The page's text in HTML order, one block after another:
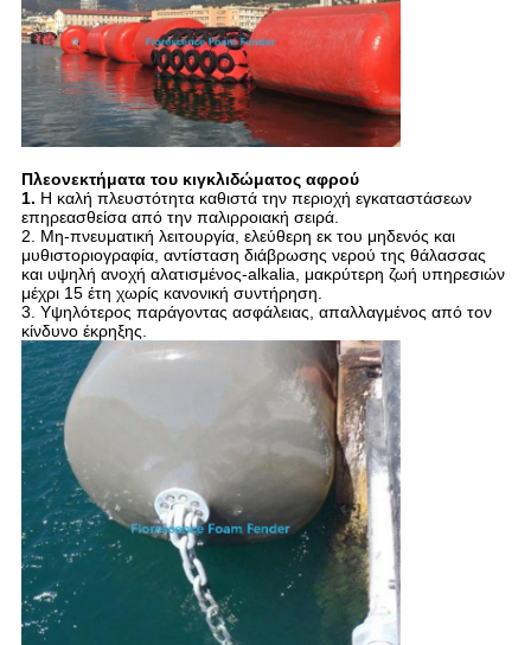
Πλεονεκτήματα του κιγκλιδώματος αφρού
1. Η καλή πλευστότητα καθιστά την περιοχή εγκαταστάσεων
επηρεασθείσα από την παλιρροιακή σειρά.
2. Μη-πνευματική λειτουργία, ελεύθερη εκ του μηδενός και
μυθιστοριογραφία, αντίσταση διάβρωσης νερού της θάλασσας
και υψηλή ανοχή αλατισμένος-alkalia, μακρύτερη ζωή υπηρεσιών
μέχρι 15 έτη χωρίς κανονική συντήρηση.
3. Υψηλότερος παράγοντας ασφάλειας, απαλλαγμένος από τον
κίνδυνο έκρηξης.